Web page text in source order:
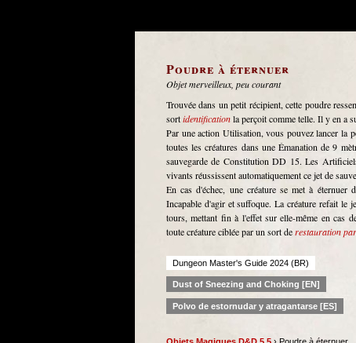
Poudre à éternuer
Objet merveilleux, peu courant
Trouvée dans un petit récipient, cette poudre
sortidentificationla perçoit comme telle. Il y en a
Par une action Utilisation, vous pouvez lancer la
toutes les créatures dans une Émanation de 9
sauvegarde de Constitution DD 15. Les
vivants réussissent automatiquement ce jet de
En cas d'échec, une créature se met à
Incapable d'agir et suffoque. La créature refait le
tours, mettant fin à l'effet sur elle-même en cas
toute créature ciblée par un sort derestauration
Dungeon Master's Guide 2024 (BR)
Dust of Sneezing and Choking [EN]
Polvo de estornudar y atragantarse [ES]